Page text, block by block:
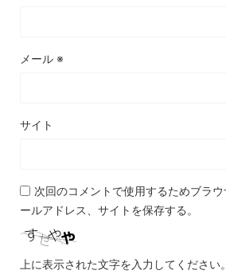
メール ※
サイト
次回のコメントで使用するためブラ
ールアドレス、サイトを保存する。
上に表示された文字を入力してください。